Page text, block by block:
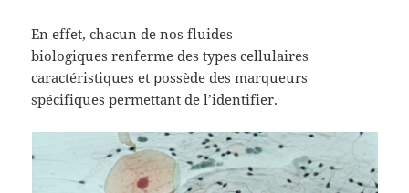
En effet, chacun de nos fluides
biologiques renferme des types cellulaires
caractéristiques et possède des marqueurs
spécifiques permettant de l’identifier.